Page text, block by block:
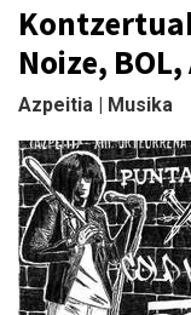
Noize,
Azpeitia | Musika